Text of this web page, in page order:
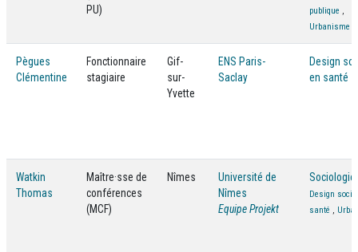
PU)
publique ,
Urbanisme
Pègues
Clémentine
Fonctionnaire
stagiaire
Gif-
sur-
Yvette
ENS Paris-
Saclay
Design
en santé
Watkin
Thomas
Maître·sse de
conférences
(MCF)
Nîmes
Université de
Nîmes
Equipe Projekt
Sociologie
Design
santé ,